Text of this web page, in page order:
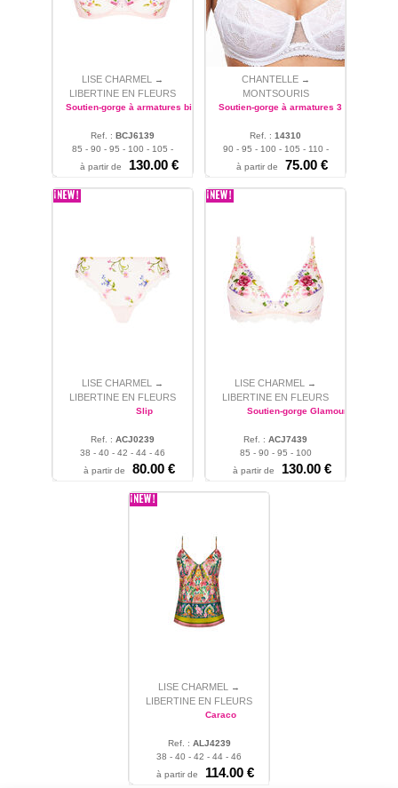
LISE CHARMEL →
LIBERTINE EN FLEURS
Soutien-gorge à armatures bien-être
Ref. : BCJ6139
85 - 90 - 95 - 100 - 105 -
110
à partir de 130.00 €
CHANTELLE →
MONTSOURIS
Soutien-gorge à armatures 3 parties
Ref. : 14310
90 - 95 - 100 - 105 - 110 -
115
à partir de 75.00 €
LISE CHARMEL →
LIBERTINE EN FLEURS
Slip
Ref. : ACJ0239
38 - 40 - 42 - 44 - 46
à partir de
80.00 €
LISE CHARMEL →
LIBERTINE EN FLEURS
Soutien-gorge Glamour
Ref. : ACJ7439
85 - 90 - 95 - 100
à partir de
130.00 €
LISE CHARMEL →
LIBERTINE EN FLEURS
Caraco
Ref. : ALJ4239
38 - 40 - 42 - 44 - 46
à partir de
114.00 €